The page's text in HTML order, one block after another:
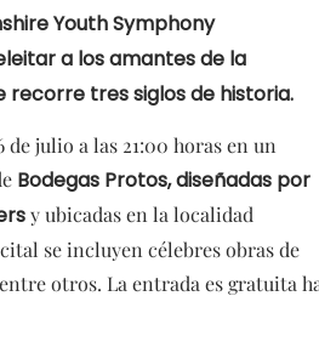
Youth Symphony
a los amantes de la
tres siglos de historia.
julio a las 21:00 horas en un
Bodegas Protos, diseñadas por
y ubicadas en la localidad
se incluyen célebres obras de
otros. La entrada es gratuita